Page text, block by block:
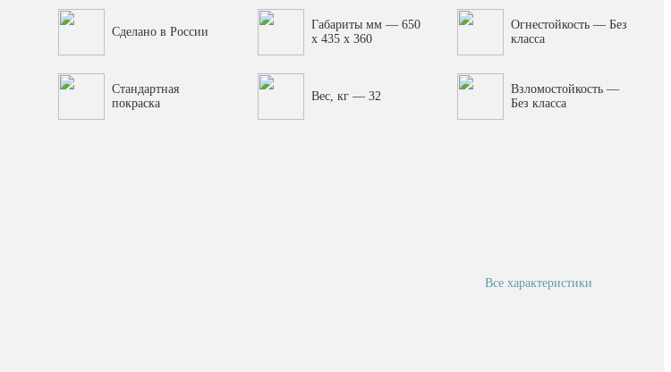
Сделано в России
Габариты мм — 650
x 435 x 360
Огнестойкость — Без
класса
Стандартная
покраска
Вес, кг — 32
Взломостойкость —
Без класса
Все характеристики